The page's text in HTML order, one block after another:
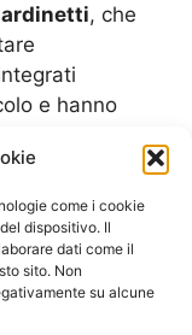
come i cookie
dispositivo. Il
dati come il
sito. Non
su alcune
, che
e hanno
Essi sono
la loro
una forza
che viene
una valida
del motore.